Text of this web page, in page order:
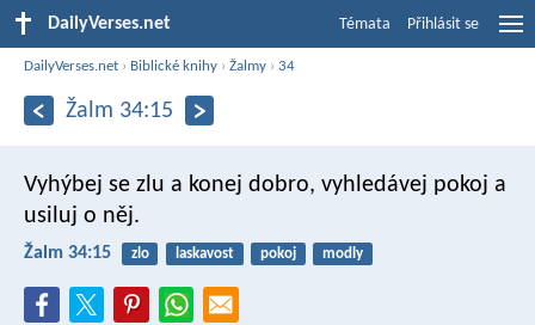
DailyVerses.net Témata Přihlásit se
DailyVerses.net › Biblické knihy ›Žalmy ›34
Žalm 34:15
Vyhýbej se zlu a konej dobro, vyhledávej pokoj a
usiluj o něj.
Žalm 34:15 zlo laskavost pokoj modly